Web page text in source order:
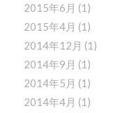
2015年6月 (1)
2015年4月 (1)
2014年12月 (1)
2014年9月 (1)
2014年5月 (1)
2014年4月 (1)